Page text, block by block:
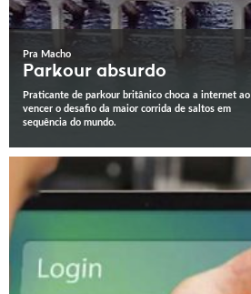
Pra Macho
Parkour absurdo
Praticante de parkour britânico choca a internet ao
vencer o desafio da maior corrida de saltos em
sequência do mundo.